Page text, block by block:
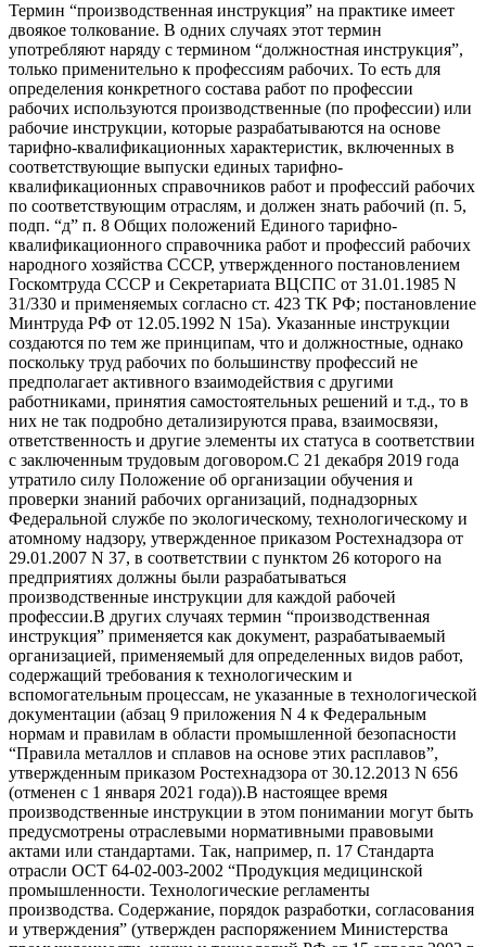
Термин “производственная инструкция” на практике имеет
двоякое толкование. В одних случаях этот термин
употребляют наряду с термином “должностная инструкция”,
только применительно к профессиям рабочих. То есть для
определения конкретного состава работ по профессии
рабочих используются производственные (по профессии) или
рабочие инструкции, которые разрабатываются на основе
тарифно-квалификационных характеристик, включенных в
соответствующие выпуски единых тарифно-
квалификационных справочников работ и профессий рабочих
по соответствующим отраслям, и должен знать рабочий (п. 5,
подп. “д” п. 8 Общих положений Единого тарифно-
квалификационного справочника работ и профессий рабочих
народного хозяйства СССР, утвержденного постановлением
Госкомтруда СССР и Секретариата ВЦСПС от 31.01.1985 N
31/330 и применяемых согласно ст. 423 ТК РФ; постановление
Минтруда РФ от 12.05.1992 N 15а). Указанные инструкции
создаются по тем же принципам, что и должностные, однако
поскольку труд рабочих по большинству профессий не
предполагает активного взаимодействия с другими
работниками, принятия самостоятельных решений и т.д., то в
них не так подробно детализируются права, взаимосвязи,
ответственность и другие элементы их статуса в соответствии
с заключенным трудовым договором.С 21 декабря 2019 года
утратило силу Положение об организации обучения и
проверки знаний рабочих организаций, поднадзорных
Федеральной службе по экологическому, технологическому и
атомному надзору, утвержденное приказом Ростехнадзора от
29.01.2007 N 37, в соответствии с пунктом 26 которого на
предприятиях должны были разрабатываться
производственные инструкции для каждой рабочей
профессии.В других случаях термин “производственная
инструкция” применяется как документ, разрабатываемый
организацией, применяемый для определенных видов работ,
содержащий требования к технологическим и
вспомогательным процессам, не указанные в технологической
документации (абзац 9 приложения N 4 к Федеральным
нормам и правилам в области промышленной безопасности
“Правила металлов и сплавов на основе этих расплавов”,
утвержденным приказом Ростехнадзора от 30.12.2013 N 656
(отменен с 1 января 2021 года)).В настоящее время
производственные инструкции в этом понимании могут быть
предусмотрены отраслевыми нормативными правовыми
актами или стандартами. Так, например, п. 17 Стандарта
отрасли ОСТ 64-02-003-2002 “Продукция медицинской
промышленности. Технологические регламенты
производства. Содержание, порядок разработки, согласования
и утверждения” (утвержден распоряжением Министерства